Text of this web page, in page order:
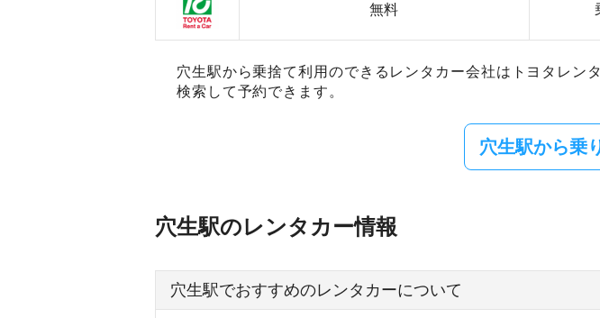
無料
穴生駅から乗捨て利用のできるレンタカー会社はトヨタレン
検索して予約できます。
穴生駅から乗
穴生駅のレンタカー情報
穴生駅でおすすめのレンタカーについて